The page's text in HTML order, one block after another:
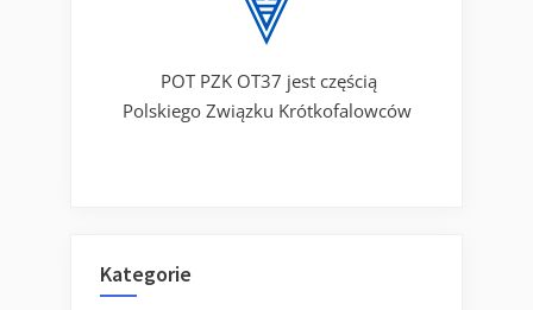
POT PZK OT37 jest częścią
Polskiego Związku Krótkofalowców
Kategorie